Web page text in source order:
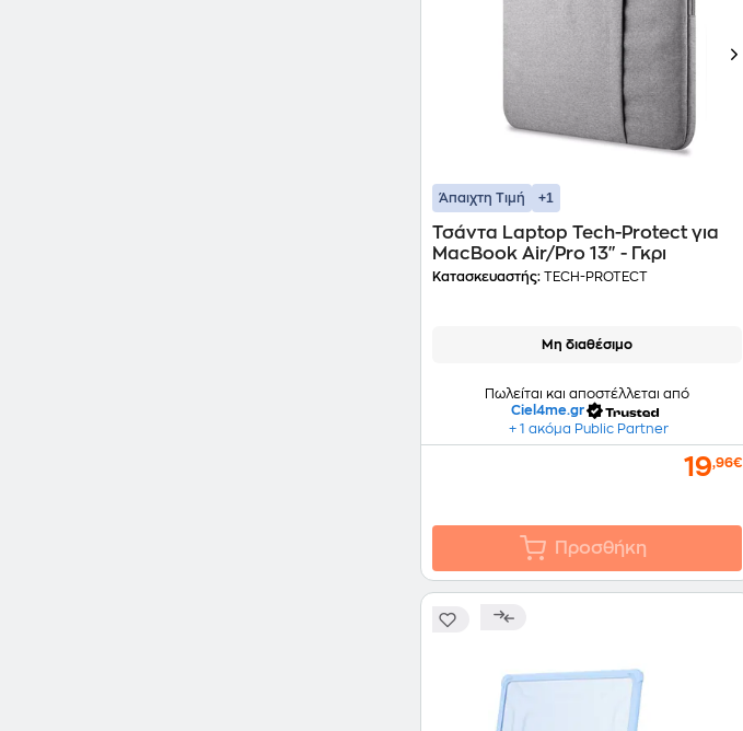
Άπαιχτη Τιμή +1
Τσάντα Laptop Tech-Protect για
MacBook Air/Pro 13" - Γκρι
Κατασκευαστής: TECH-PROTECT
Μη διαθέσιμο
Πωλείται και αποστέλλεται από
Ciel4me.gr
+ 1 ακόμα Public Partner
19,96€
Προσθήκη